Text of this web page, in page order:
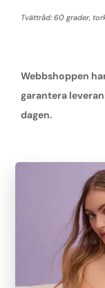
Tvättråd: 60 grader,
Webbshoppen
garantera
dagen.